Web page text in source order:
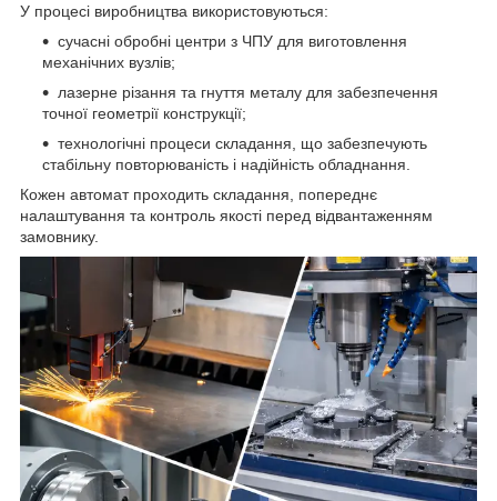
У процесі виробництва використовуються:
сучасні обробні центри з ЧПУ для виготовлення
механічних вузлів;
лазерне різання та гнуття металу для забезпечення
точної геометрії конструкції;
технологічні процеси складання, що забезпечують
стабільну повторюваність і надійність обладнання.
Кожен автомат проходить складання, попереднє
налаштування та контроль якості перед відвантаженням
замовнику.